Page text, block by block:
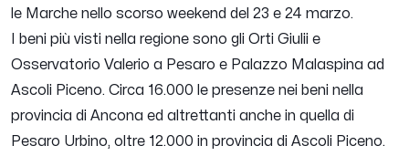
le Marche nello scorso weekend del 23 e 24 marzo.
I beni più visti nella regione sono gli Orti Giulii e
Osservatorio Valerio a Pesaro e Palazzo Malaspina ad
Ascoli Piceno. Circa 16.000 le presenze nei beni nella
provincia di Ancona ed altrettanti anche in quella di
Pesaro Urbino, oltre 12.000 in provincia di Ascoli Piceno.